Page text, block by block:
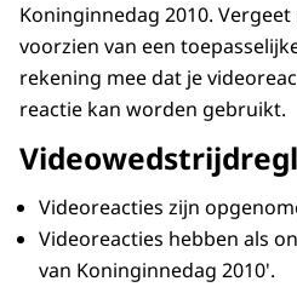
Koninginnedag 2010.
voorzien van een
rekening mee dat je
reactie kan worden gebruikt.
Videoreacties zijn
Videoreacties hebben als
van Koninginnedag 2010'.